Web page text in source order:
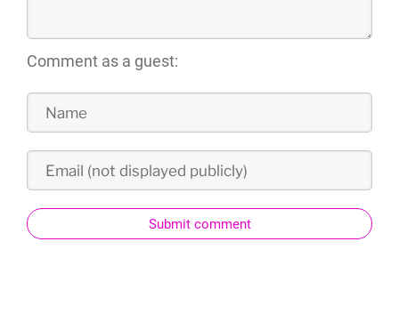
Comment as a guest:
Submit comment